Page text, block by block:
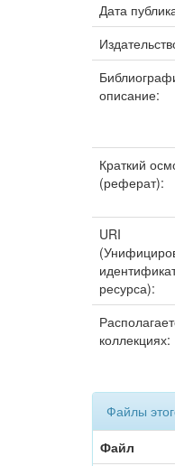
Дата
описание:
Краткий
(реферат):
URI
ресурса):
коллекциях:
Файлы
Файл